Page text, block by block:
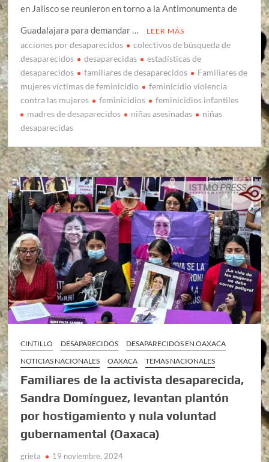
en Jalisco se reunieron en torno a la Antimonumenta de
Guadalajara para demandar …
LEER MÁS
acciones por desaparecidos
colectivos de búsqueda de
desaparecidos
desaparecidas
estadísticas de
desaparecidos
familiares de desaparecidos
Familiares de
mujeres víctimas de feminicidio
feminicidio violencia
contra las mujeres
feminicidios
feminicidios infantiles
madres de desaparecidos
niñas asesinadas
niñas
desaparecidas
CINTILLO DESAPARECIDOS
DESAPARECIDOS EN OAXACA
NOTICIAS NACIONALES
OAXACA TEMAS NACIONALES
Familiares de la activista desaparecida,
Sandra Domínguez, levantan plantón
por hostigamiento y nula voluntad
gubernamental (Oaxaca)
grieta 19 noviembre, 2024